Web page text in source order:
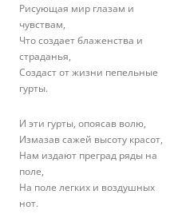
Рисующая мир глазам и
чувствам,
Что создает блаженства и
страданья,
Создаст от жизни пепельные
гурты.
И эти гурты, опоясав волю,
Измазав сажей высоту красот,
Нам издают преград ряды на
поле,
На поле легких и воздушных
нот.